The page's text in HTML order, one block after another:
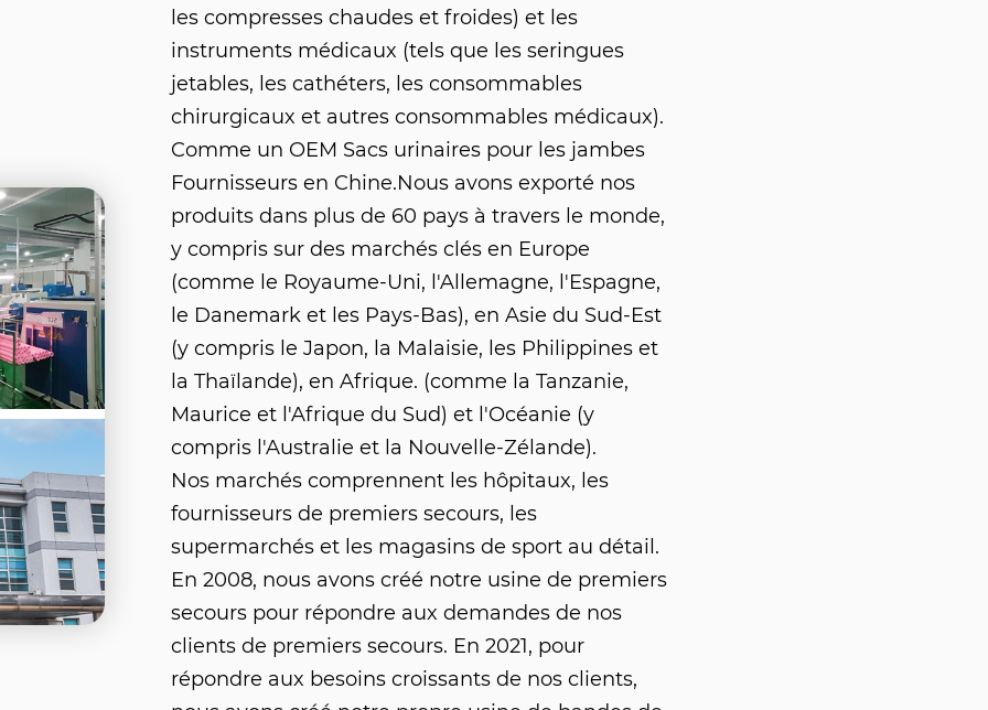
les compresses chaudes et froides) et les
instruments médicaux (tels que les seringues
jetables, les cathéters, les consommables
chirurgicaux et autres consommables médicaux).
Comme un OEM Sacs urinaires pour les jambes
Fournisseurs en Chine.Nous avons exporté nos
produits dans plus de 60 pays à travers le monde,
y compris sur des marchés clés en Europe
(comme le Royaume-Uni, l'Allemagne, l'Espagne,
le Danemark et les Pays-Bas), en Asie du Sud-Est
(y compris le Japon, la Malaisie, les Philippines et
la Thaïlande), en Afrique. (comme la Tanzanie,
Maurice et l'Afrique du Sud) et l'Océanie (y
compris l'Australie et la Nouvelle-Zélande).
Nos marchés comprennent les hôpitaux, les
fournisseurs de premiers secours, les
supermarchés et les magasins de sport au détail.
En 2008, nous avons créé notre usine de premiers
secours pour répondre aux demandes de nos
clients de premiers secours. En 2021, pour
répondre aux besoins croissants de nos clients,